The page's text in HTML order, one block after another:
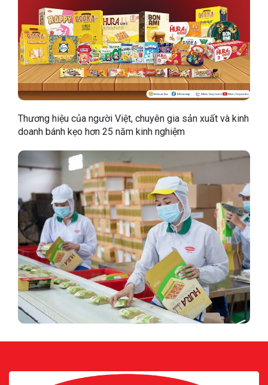
Thương hiệu của người Việt, chuyên gia sản xuất và kinh
doanh bánh kẹo hơn 25 năm kinh nghiệm